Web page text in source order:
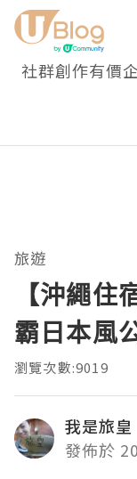
社群創作有價
旅遊
【沖繩
霸日本風
瀏覽次數:9019
我是旅皇
發佈於